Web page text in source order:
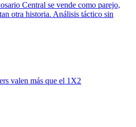
Central se vende como parejo,
otra historia. Análisis táctico sin
valen más que el 1X2